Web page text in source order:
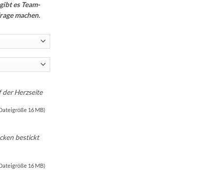
es Team-
machen.
der Herzseite
16 MB)
bestickt
16 MB)